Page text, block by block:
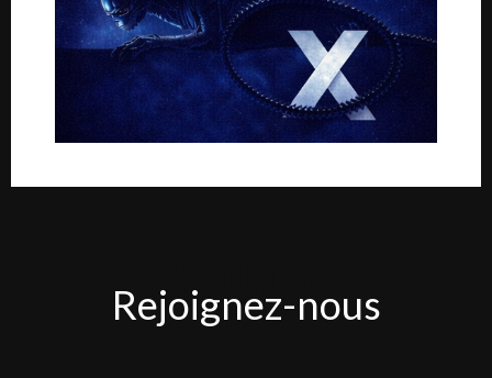
nous
Rejoignez-nous